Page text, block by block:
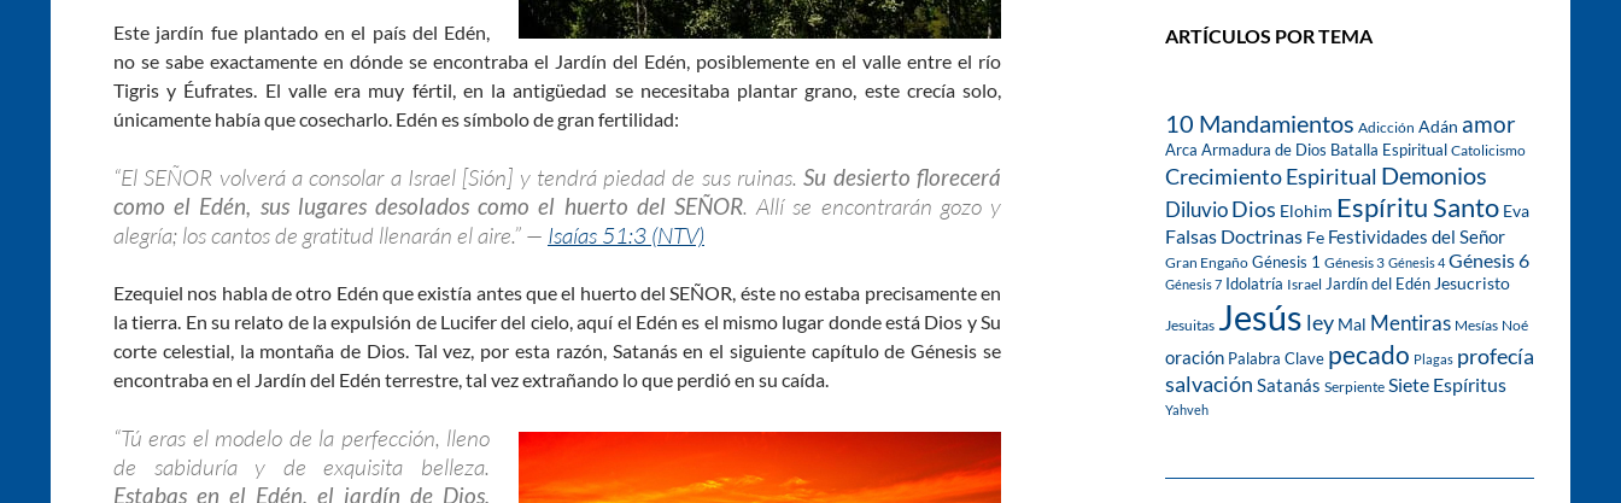
Este jardín fue plantado en el país del Edén,
no se sabe exactamente en dónde se encontraba el Jardín del Edén, posiblemente en el valle entre el río
Tigris y Éufrates. El valle era muy fértil, en la antigüedad se necesitaba plantar grano, este crecía solo,
únicamente había que cosecharlo. Edén es símbolo de gran fertilidad:
“El SEÑOR volverá a consolar a Israel [Sión] y tendrá piedad de sus ruinas.Su desierto florecerá
como el Edén, sus lugares desolados como el huerto del SEÑOR. Allí se encontrarán gozo y
alegría; los cantos de gratitud llenarán el aire.” — Isaías 51:3 (NTV)
Ezequiel nos habla de otro Edén que existía antes que el huerto del SEÑOR, éste no estaba precisamente en
la tierra. En su relato de la expulsión de Lucifer del cielo, aquí el Edén es el mismo lugar donde está Dios y Su
corte celestial, la montaña de Dios. Tal vez, por esta razón, Satanás en el siguiente capítulo de Génesis se
encontraba en el Jardín del Edén terrestre, tal vez extrañando lo que perdió en su caída.
“Tú eras el modelo de la perfección, lleno
de sabiduría y de exquisita belleza.
Estabas en el Edén, el jardín de Dios.
ARTÍCULOS POR TEMA
10 Mandamientos Adicción Adán amor
Arca Armadura de Dios Batalla Espiritual Catolicismo
Crecimiento Espiritual Demonios
DiluvioDios Elohim Espíritu Santo Eva
Falsas Doctrinas Fe Festividades del Señor
Gran Engaño Génesis 1 Génesis 3 Génesis 4 Génesis 6
Génesis 7 Idolatría Israel Jardín del Edén Jesucristo
Jesuitas Jesús ley Mal Mentiras Mesías Noé
oración Palabra Clave pecado Plagas profecía
salvación Satanás Serpiente Siete Espíritus
Yahveh